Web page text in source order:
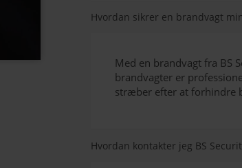
Hvordan sikrer en brandvagt
Med en brandvagt fra BS
brandvagter er
stræber efter at forhindre
Hvordan kontakter jeg BS